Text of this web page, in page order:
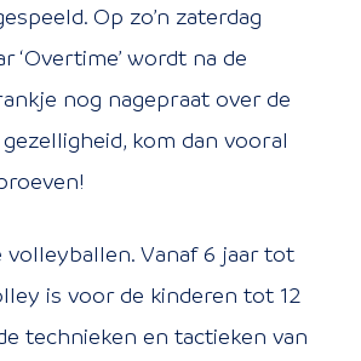
Op zo’n zaterdag
wordt na de
nog nagepraat over de
kom dan vooral
Vanaf 6 jaar tot
is voor de kinderen tot 12
technieken en tactieken van